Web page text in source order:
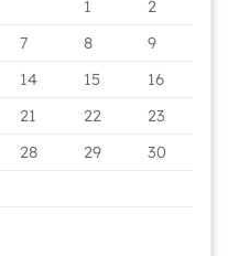
1
2
7 8
9
14 15
16
21 22
23
28 29
30